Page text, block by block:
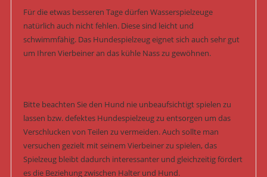
Für die etwas besseren Tage dürfen Wasserspielzeuge
natürlich auch nicht fehlen. Diese sind leicht und
schwimmfähig. Das Hundespielzeug eignet sich auch sehr gut
um Ihren Vierbeiner an das kühle Nass zu gewöhnen.
Bitte beachten Sie den Hund nie unbeaufsichtigt spielen zu
lassen bzw. defektes Hundespielzeug zu entsorgen um das
Verschlucken von Teilen zu vermeiden. Auch sollte man
versuchen gezielt mit seinem Vierbeiner zu spielen, das
Spielzeug bleibt dadurch interessanter und gleichzeitig fördert
es die Beziehung zwischen Halter und Hund.